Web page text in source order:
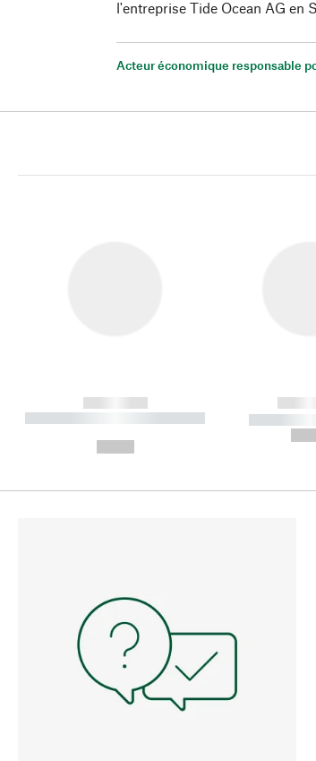
l'entreprise Tide Ocean AG en
Acteur économique responsable
------------
----------- ----------- ----------
-----------